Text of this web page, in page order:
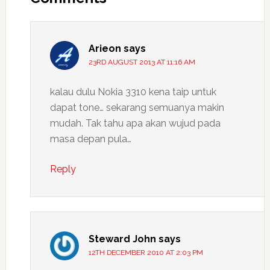
Arieon says
23RD AUGUST 2013 AT 11:16 AM
kalau dulu Nokia 3310 kena taip untuk
dapat tone… sekarang semuanya makin
mudah. Tak tahu apa akan wujud pada
masa depan pula…
Reply
Steward John says
12TH DECEMBER 2010 AT 2:03 PM